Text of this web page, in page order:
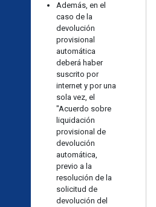
Además, en el
caso de la
devolución
provisional
automática
deberá haber
suscrito por
internet y por una
sola vez, el
"Acuerdo sobre
liquidación
provisional de
devolución
automática,
previo a la
resolución de la
solicitud de
devolución del